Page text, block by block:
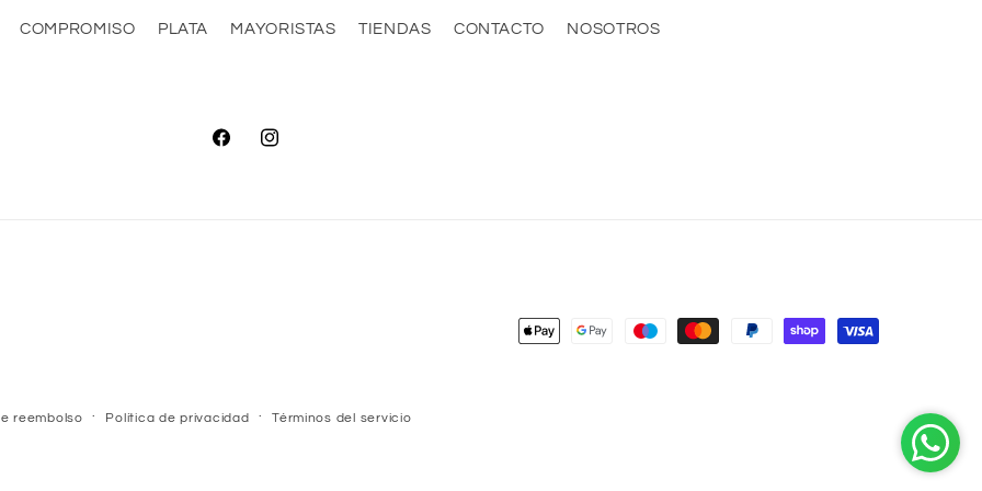
COMPROMISO PLATA MAYORISTAS TIENDAS CONTACTO NOSOTROS
FacebookInstagram
Formas
reembolso Política de privacidad Términos del servicio